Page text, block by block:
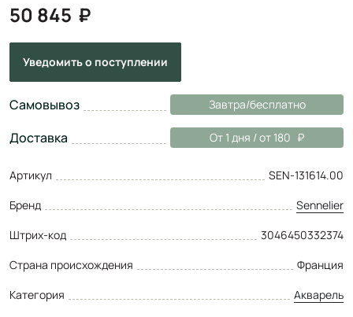
50 845
Уведомитьо поступлении
Самовывоз Завтра/бесплатно
Доставка От 1 дня / от 180
Артикул
SEN-131614.00
Бренд
Sennelier
Штрих-код
3046450332374
Страна происхождения
Франция
Категория
Акварель